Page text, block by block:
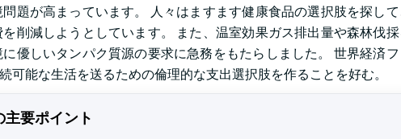
題が高まっています。 人々はますます健康食品の選択肢を探し
削減しようとしています。 また、温室効果ガス排出量や森林伐
優しいタンパク質源の要求に急務をもたらしました。 世界経済
可能な生活を送るための倫理的な支出選択肢を作ることを好む。
要ポイント